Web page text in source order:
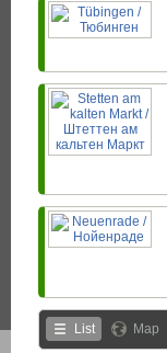
List Map